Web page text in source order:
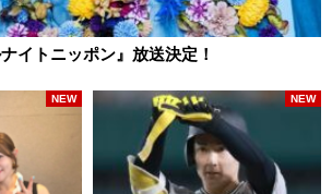
イトニッポン』放送決定！
NEW NEW